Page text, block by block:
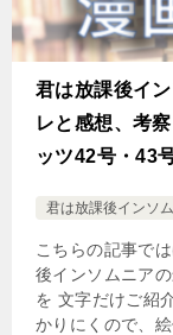
君は放課後イ
レと感想、考
ッツ42号・43
君は放課後インソ
こちらの記事で
後インソムニア
を 文字だけご紹
かりにくので、